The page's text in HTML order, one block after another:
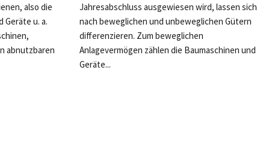
also die
Geräte u. a.
abnutzbaren
Jahresabschluss ausgewiesen wird, lassen sich
nach beweglichen und unbeweglichen Gütern
differenzieren. Zum beweglichen
Anlagevermögen zählen die Baumaschinen und
Geräte...